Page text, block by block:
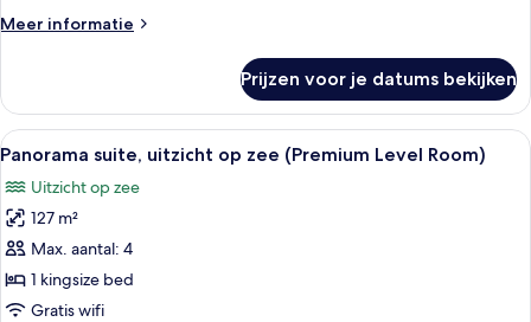
Level
Meer informatie
Meer
uitzicht
op
zee
Level
Room)
Prijzen voor je datums bekijken
Alle
foto's
voor
Panorama
suite,
uitzicht
op
Een hotelkamer met een groot bed,
5
Panorama suite, uitzicht op zee (Premium Level Room)
Uitzicht op zee
127 m²
Max. aantal: 4
1 kingsize bed
Gratis wifi